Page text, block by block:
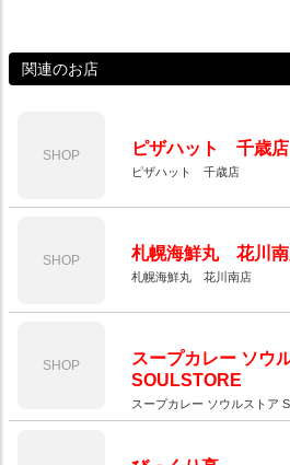
関連のお店
SHOP ピザハット 千歳店
ピザハット 千歳店
SHOP 札幌海鮮丸 花川
札幌海鮮丸 花川南店
SHOP
スープカレー ソウ
SOULSTORE
スープカレー ソウルストア